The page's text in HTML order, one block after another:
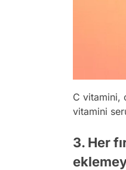
C vitamini,
vitamini
3. Her